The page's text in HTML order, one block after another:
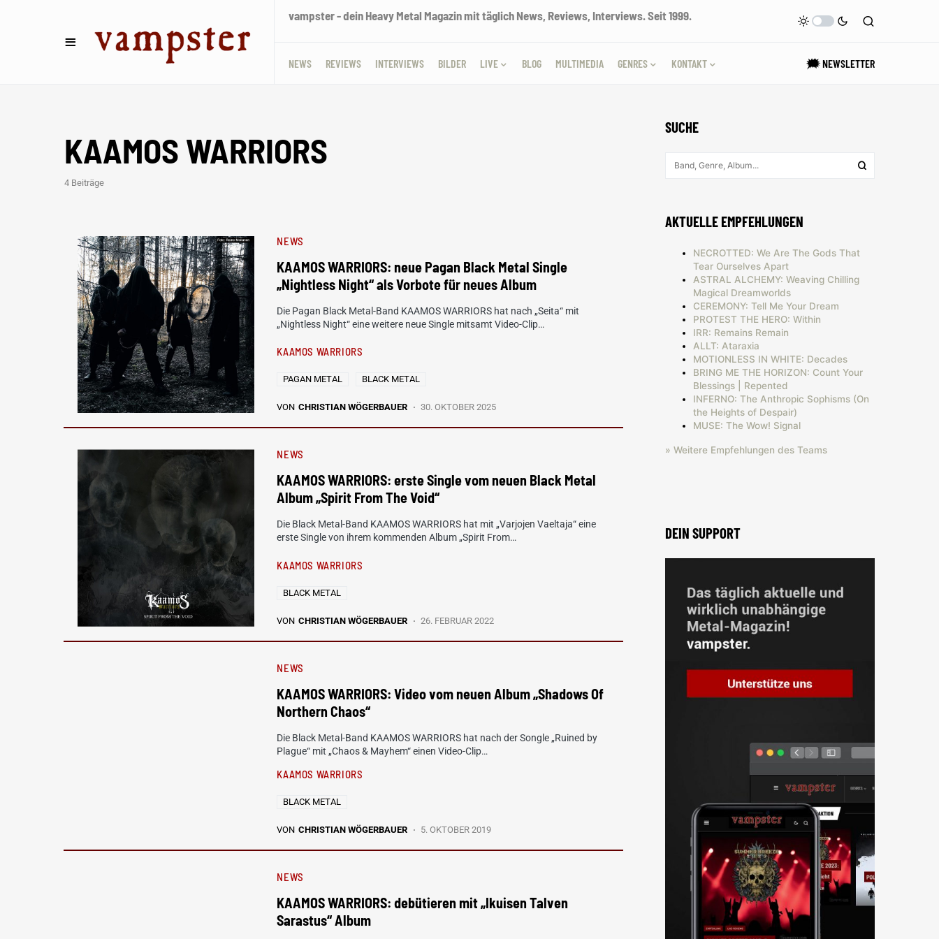
vampster - dein Heavy Metal Magazin mit täglich News, Reviews, Interviews. Seit 1999.
NEWS REVIEWS INTERVIEWS BILDER LIVE BLOG MULTIMEDIA GENRES KONTAKT 🗯 NEWSLETTER
KAAMOS WARRIORS
4 Beiträge
NEWS
KAAMOS WARRIORS: neue Pagan Black Metal Single
„Nightless Night“ als Vorbote für neues Album
Die Pagan Black Metal-Band KAAMOS WARRIORS hat nach „Seita“ mit
„Nightless Night“ eine weitere neue Single mitsamt Video-Clip…
KAAMOS WARRIORS
PAGAN METAL BLACK METAL
VON CHRISTIAN WÖGERBAUER 30. OKTOBER 2025
NEWS
KAAMOS WARRIORS: erste Single vom neuen Black Metal
Album „Spirit From The Void“
Die Black Metal-Band KAAMOS WARRIORS hat mit „Varjojen Vaeltaja“ eine
erste Single von ihrem kommenden Album „Spirit From…
KAAMOS WARRIORS
BLACK METAL
VON CHRISTIAN WÖGERBAUER 26. FEBRUAR 2022
NEWS
KAAMOS WARRIORS: Video vom neuen Album „Shadows Of
Northern Chaos“
Die Black Metal-Band KAAMOS WARRIORS hat nach der Songle „Ruined by
Plague“ mit „Chaos & Mayhem“ einen Video-Clip…
KAAMOS WARRIORS
BLACK METAL
VON CHRISTIAN WÖGERBAUER 5. OKTOBER 2019
NEWS
KAAMOS WARRIORS: debütieren mit „Ikuisen Talven
Sarastus“ Album
SUCHE
AKTUELLE EMPFEHLUNGEN
NECROTTED: We Are The Gods That
Tear Ourselves Apart
ASTRAL ALCHEMY: Weaving Chilling
Magical Dreamworlds
CEREMONY: Tell Me Your Dream
PROTEST THE HERO: Within
IRR: Remains Remain
ALLT: Ataraxia
MOTIONLESS IN WHITE: Decades
BRING ME THE HORIZON: Count Your
Blessings | Repented
INFERNO: The Anthropic Sophisms (On
the Heights of Despair)
MUSE: The Wow! Signal
» Weitere Empfehlungen des Teams
DEIN SUPPORT